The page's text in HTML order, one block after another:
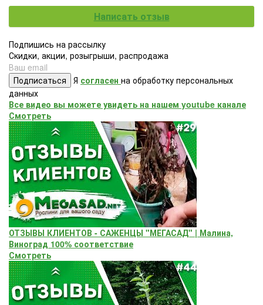
Написать отзыв
Подпишись на рассылку
Скидки, акции, розыгрыши, распродажа
Подписаться Я согласен на обработку персональных
данных
Все видео вы можете увидеть на нашем youtube канале
Смотреть
ОТЗЫВЫ КЛИЕНТОВ - САЖЕНЦЫ "МЕГАСАД" | Малина,
Виноград 100% соответствие
Смотреть